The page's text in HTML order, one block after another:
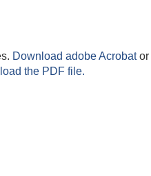
Download adobe Acrobator
the PDF file.